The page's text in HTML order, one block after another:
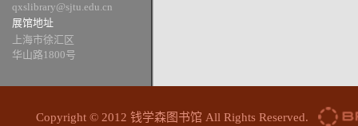
qxslibrary@sjtu.edu.cn
展馆地址
上海市徐汇区
华山路1800号
Copyright © 2012 钱学森图书馆 All Rights Reserved.